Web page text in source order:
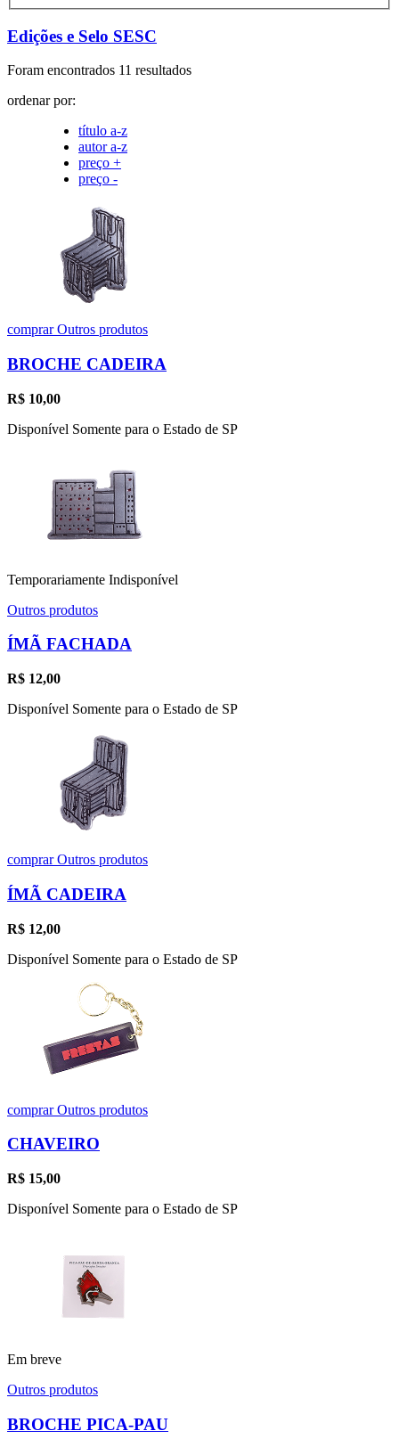
Edições e Selo SESC
Foram encontrados 11 resultados
ordenar por:
título a-z
autor a-z
preço +
preço -
comprarOutros produtos
BROCHE CADEIRA
R$ 10,00
Disponível Somente para o Estado de SP
Temporariamente Indisponível
Outros produtos
ÍMÃ FACHADA
R$ 12,00
Disponível Somente para o Estado de SP
comprarOutros produtos
ÍMÃ CADEIRA
R$ 12,00
Disponível Somente para o Estado de SP
comprarOutros produtos
CHAVEIRO
R$ 15,00
Disponível Somente para o Estado de SP
Em breve
Outros produtos
BROCHE PICA-PAU